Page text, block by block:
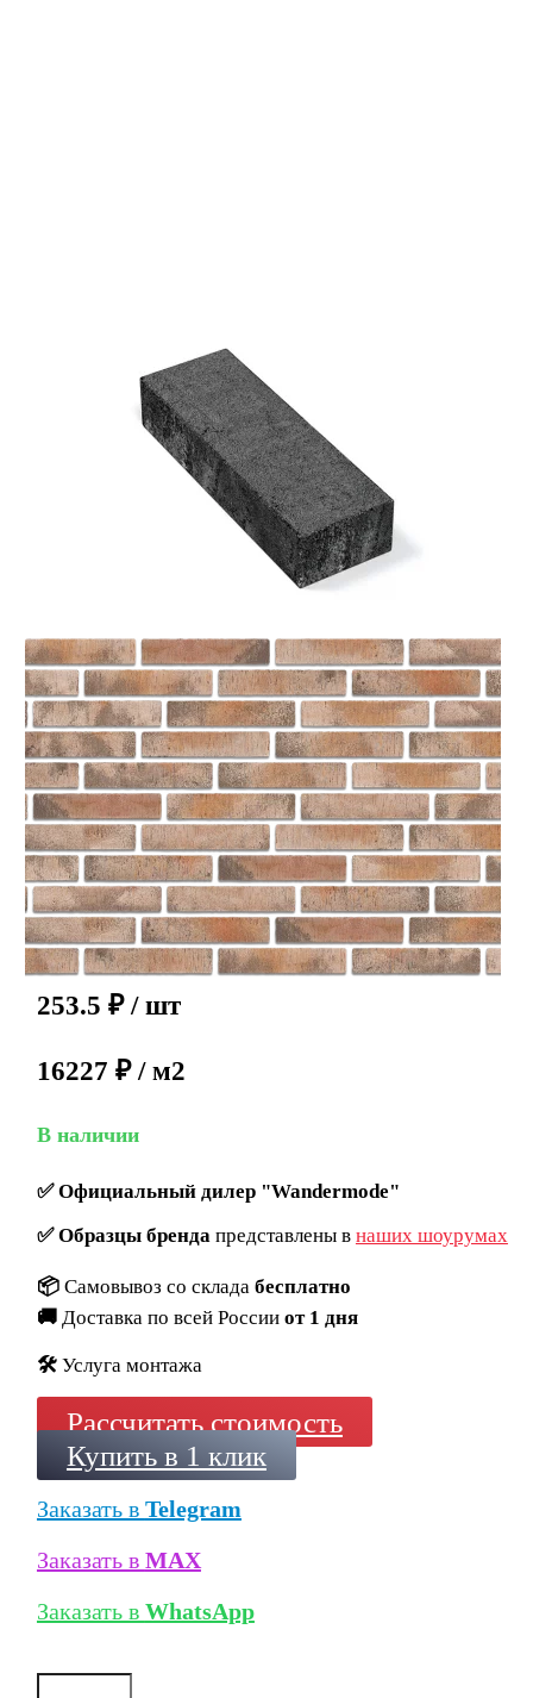
253.5 ₽ / шт
16227 ₽ / м2
В наличии
✅Официальный дилер "Wandermode"
✅Образцы брендапредставлены в наших шоурумах
📦 Самовывоз со склада бесплатно
🚚 Доставка по всей России от 1 дня
🛠️ Услуга монтажа
Рассчитать стоимость
Купить в 1 клик
Заказать в Telegram
Заказать в MAX
Заказать в WhatsApp
Количество